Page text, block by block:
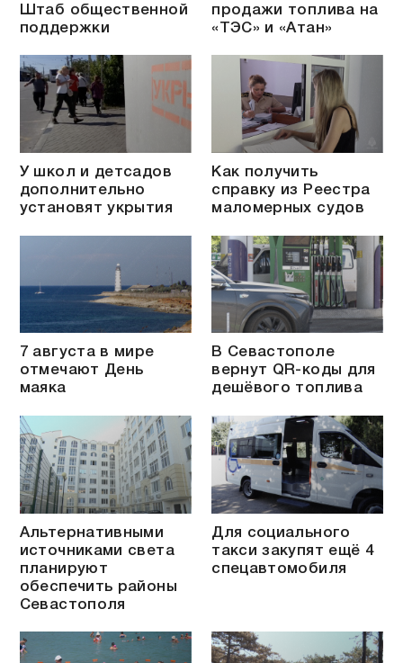
Штаб общественной
поддержки
продажи топлива на
«ТЭС» и «Атан»
У школ и детсадов
дополнительно
установят укрытия
Как получить
справку из Реестра
маломерных судов
7 августа в мире
отмечают День
маяка
В Севастополе
вернут QR-коды для
дешёвого топлива
Альтернативными
источниками света
планируют
обеспечить районы
Севастополя
Для социального
такси закупят ещё 4
спецавтомобиля